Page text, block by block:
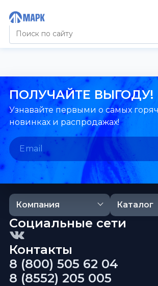
ПОЛУЧАЙТЕ ВЫГОДУ!
Узнавайте первыми о самых
новинках и распродажах!
Компания Каталог
Контакты
8 (800) 505 62 04
8 (8552) 205 005
Социальные сети